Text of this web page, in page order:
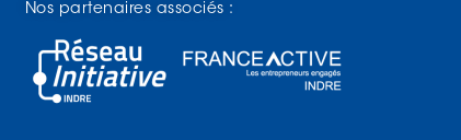
Nos partenaires associés :